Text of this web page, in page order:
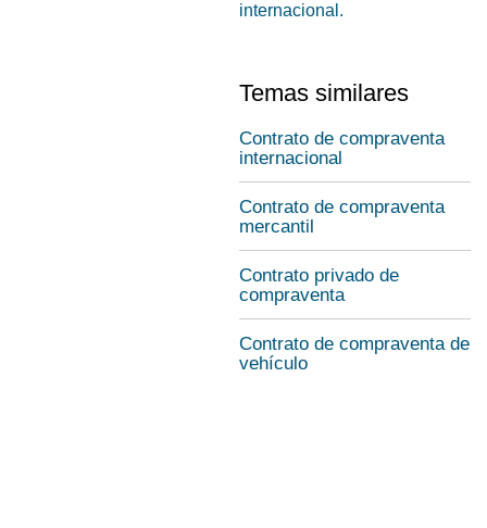
internacional.
Temas similares
Contrato de compraventa
internacional
Contrato de compraventa
mercantil
Contrato privado de
compraventa
Contrato de compraventa de
vehículo